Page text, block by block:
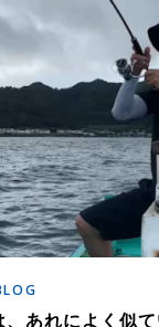
あれによく似